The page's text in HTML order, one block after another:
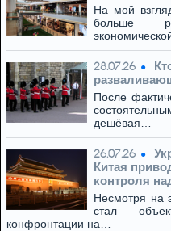
На мой
больше
28.07.26
После
дешёвая…
26.07.26
Китая
контроля
Несмотря на
стал
конфронтации на…